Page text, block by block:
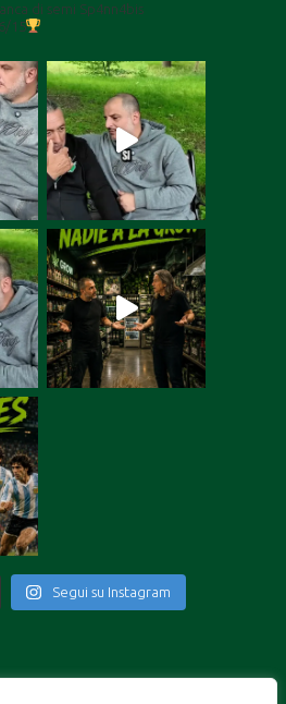
di semi Sp4nn4bis
15
Segui su Instagram